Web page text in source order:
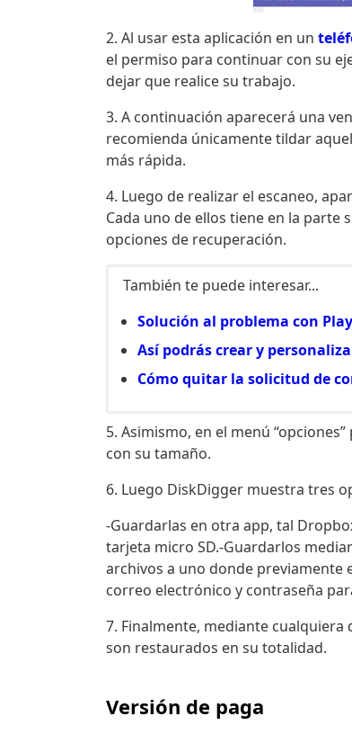
2. Al usar esta aplicación en un
el permiso para continuar con su
dejar que realice su trabajo.
3. A continuación aparecerá una
recomienda únicamente tildar
más rápida.
4. Luego de realizar el escaneo,
Cada uno de ellos tiene en la
opciones de recuperación.
También te puede interesar...
Solución al problema con
Así podrás crear y
Cómo quitar la solicitud de
5. Asimismo, en el menú
con su tamaño.
6. Luego DiskDigger muestra tres
-Guardarlas en otra app, tal
tarjeta micro SD.-Guardarlos
archivos a uno donde previamente
correo electrónico y contraseña
7. Finalmente, mediante
son restaurados en su totalidad.
Versión de paga